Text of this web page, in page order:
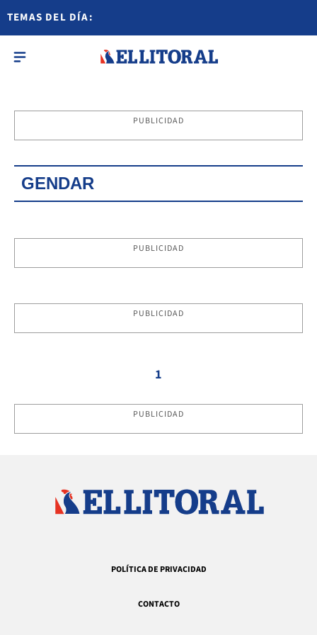
TEMAS DEL DÍA:
PUBLICIDAD
GENDAR
PUBLICIDAD
PUBLICIDAD
1
PUBLICIDAD
POLÍTICA DE PRIVACIDAD
CONTACTO